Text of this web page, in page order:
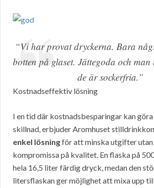
“Vi har provat dryckerna. Bara
botten på glaset. Jättegoda och
de är sockerfria.”
Kostnadseffektiv lösning
I en tid där kostnadsbesparingar kan
skillnad, erbjuder Aromhuset
enkel lösningför att minska utgifter
kompromissa på kvalitet. En flaska på
hela 16,5 liter färdig dryck, medan den
litersflaskan ger möjlighet att mixa upp